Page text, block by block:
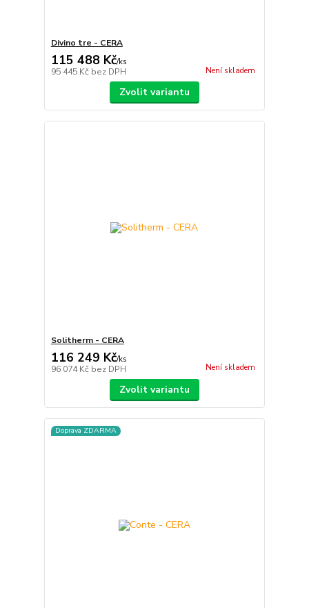
Divino tre - CERA
115 488 Kč/ks
95 445 Kč bez DPH Není skladem
Zvolit variantu
Solitherm - CERA
116 249 Kč/ks
96 074 Kč bez DPH Není skladem
Zvolit variantu
Doprava ZDARMA